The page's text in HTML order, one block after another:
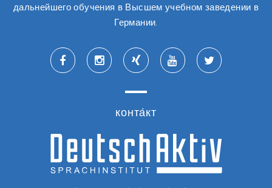
дальнейшего обучения в Высшем учебном заведении в
Германии.
конта́кт